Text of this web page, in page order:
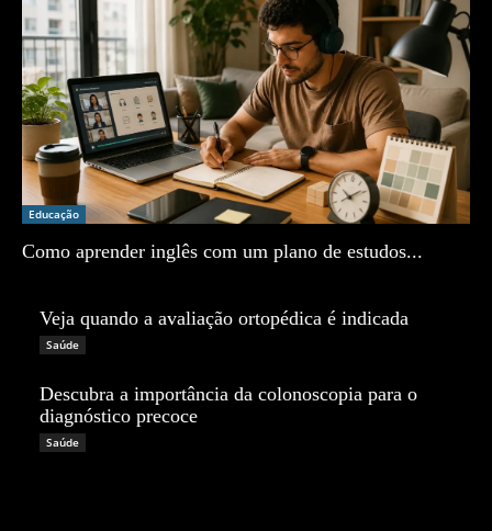
Educação
Como aprender inglês com um plano de estudos...
Veja quando a avaliação ortopédica é indicada
Saúde
Descubra a importância da colonoscopia para o
diagnóstico precoce
Saúde